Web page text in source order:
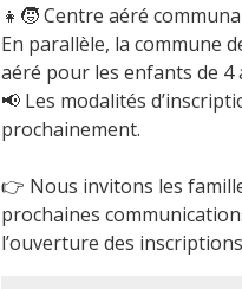
👧🧒 Centre aéré
En parallèle, la commune
aéré pour les enfants de 4
📢 Les modalités
prochainement.
👉 Nous invitons les
prochaines
l’ouverture des